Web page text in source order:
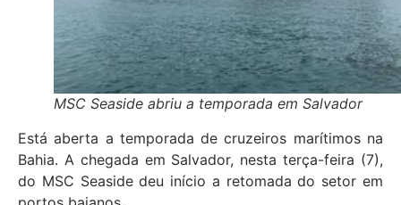
MSC Seaside abriu a temporada em Salvador
Está aberta a temporada de cruzeiros marítimos na
Bahia. A chegada em Salvador, nesta terça-feira (7),
do MSC Seaside deu início a retomada do setor em